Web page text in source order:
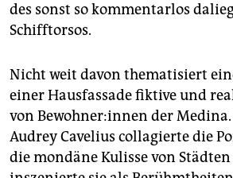
des sonst so kommentarlos
Schifftorsos.
Nicht weit davon thematisiert
einer Hausfassade fiktive und
von Be­woh­ne­r:in­nen der
Audrey Cavelius collagierte die
die mondäne Kulisse von Städten